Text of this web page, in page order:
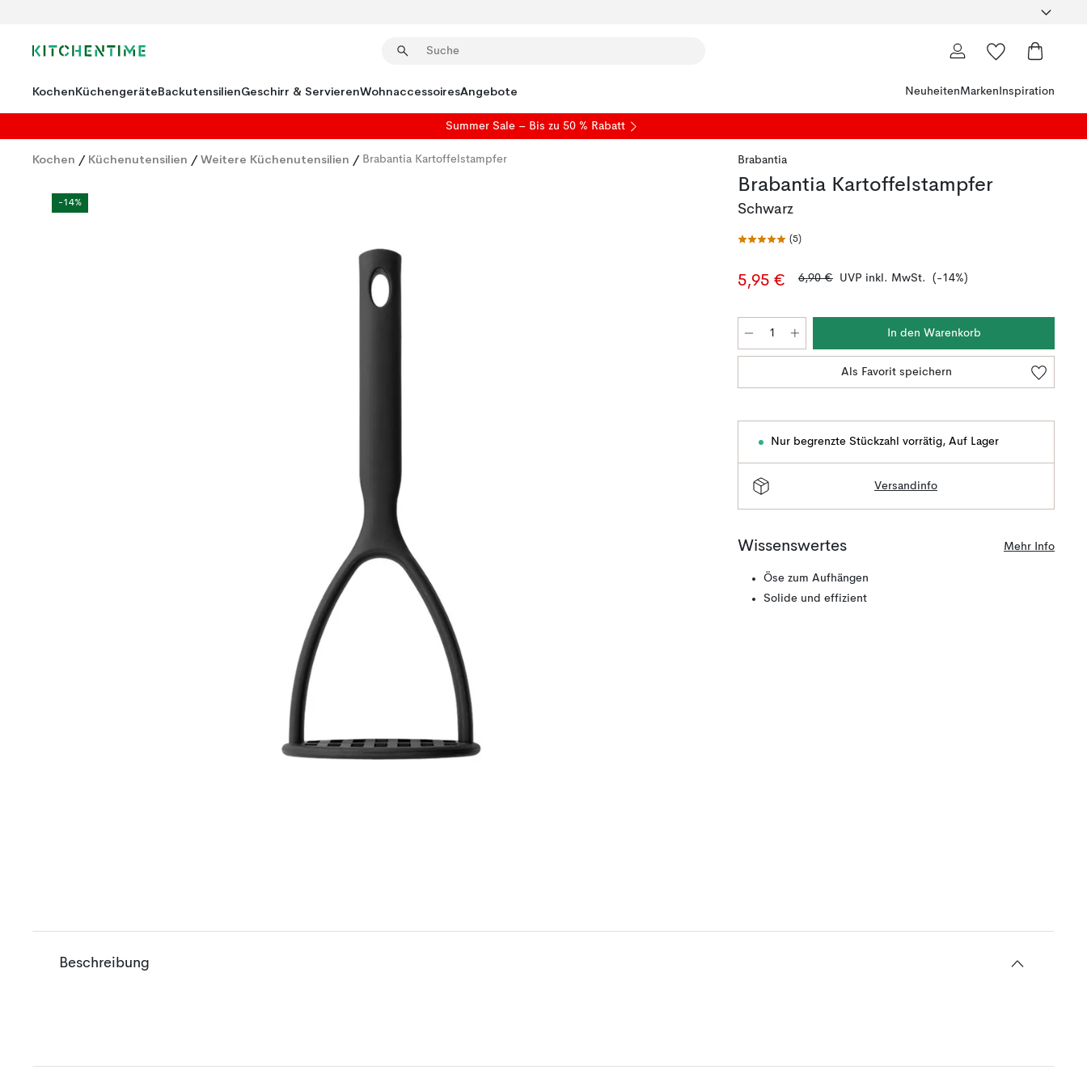
KochenKüchengeräteBackutensilienGeschirr & ServierenWohnaccessoiresAngebote NeuheitenMarken Inspiration
Summer Sale – Bis zu 50 % Rabatt
Kochen / Küchenutensilien / Weitere Küchenutensilien / Brabantia Kartoffelstampfer
-14%
Brabantia
Brabantia Kartoffelstampfer
Schwarz
(5)
5,95 € 6,90 € UVP inkl. MwSt. (-14%)
In den Warenkorb
Als Favorit speichern
Nur begrenzte Stückzahl vorrätig, Auf Lager
Versandinfo
Wissenswertes Mehr Info
Öse zum Aufhängen
Solide und effizient
Beschreibung